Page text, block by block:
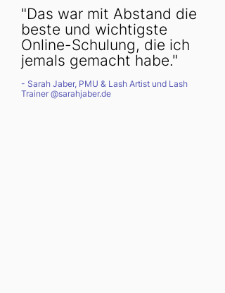
"Das war mit Abstand die
beste und wichtigste
Online-Schulung, die ich
jemals gemacht habe."
- Sarah Jaber, PMU & Lash Artist und Lash
Trainer @sarahjaber.de